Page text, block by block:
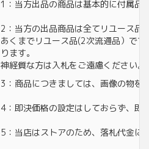
1：当方出品の商品は基本的に付属品
2：当方の出品商品は全てリユース品
あくまでリユース品(2次流通品）で
ります。
神経質な方は入札をご遠慮ください。
3：商品につきましては、画像の物を
4：即決価格の設定はしておらず、即
5：当店はストアのため、落札代金に